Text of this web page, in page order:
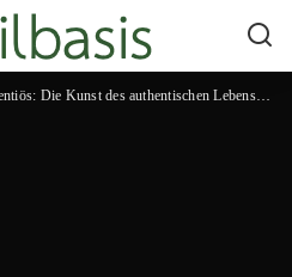
Die Kunst des authentischen Lebensstils ohne Selbstdarstellung